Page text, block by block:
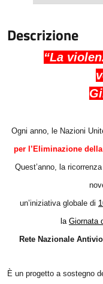
Descrizione
“La
Ogni anno, le Nazioni
per l’Eliminazione
Quest’anno, la
un’iniziativa globale di
la Giornata
Rete Nazionale
È un progetto a sostegno